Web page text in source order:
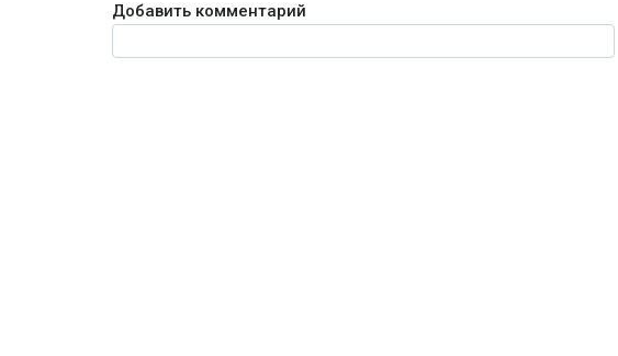
Добавить комментарий
Текст комментария